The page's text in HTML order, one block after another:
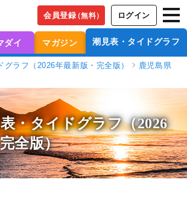
会員登録（無料） ログイン
ダイ マガジン 潮見表・タイドグラフ
ラフ（2026年最新版・完全版）
鹿児島県
・タイドグラフ（2026
全版）